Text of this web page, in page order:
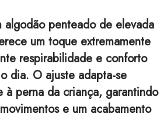
algodão penteado de elevada
um toque extremamente
respirabilidade e conforto
dia. O ajuste adapta-se
à perna da criança, garantindo
e um acabamento